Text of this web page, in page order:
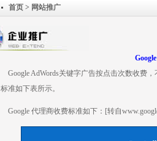
首页 > 网站推广
Google AdWords关键字广告按点击次数收费
标准如下表所示。
Google 代理商收费标准如下：[转自